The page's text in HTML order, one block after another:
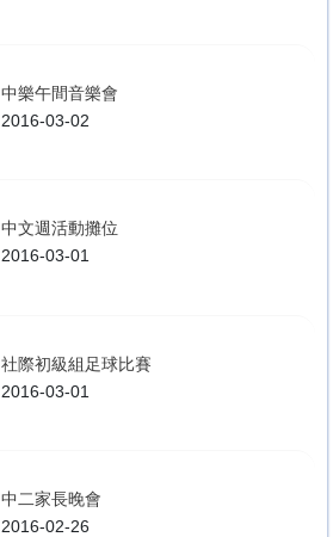
中樂午間音樂會
2016-03-02
中文週活動攤位
2016-03-01
社際初級組足球比賽
2016-03-01
中二家長晚會
2016-02-26